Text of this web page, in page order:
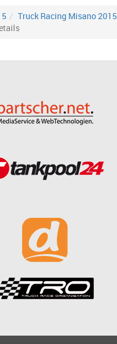
Truck Racing Misano 2015